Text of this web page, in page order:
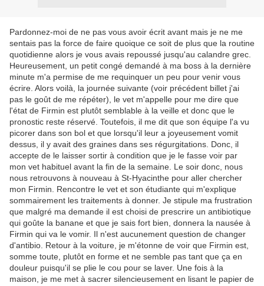
Pardonnez-moi de ne pas vous avoir écrit avant mais je ne me
sentais pas la force de faire quoique ce soit de plus que la routine
quotidienne alors je vous avais repoussé jusqu'au calandre grec.
Heureusement, un petit congé demandé à ma boss à la dernière
minute m'a permise de me requinquer un peu pour venir vous
écrire. Alors voilà, la journée suivante (voir précédent billet j'ai
pas le goût de me répéter), le vet m'appelle pour me dire que
l'état de Firmin est plutôt semblable à la veille et donc que le
pronostic reste réservé. Toutefois, il me dit que son équipe l'a vu
picorer dans son bol et que lorsqu'il leur a joyeusement vomit
dessus, il y avait des graines dans ses régurgitations. Donc, il
accepte de le laisser sortir à condition que je le fasse voir par
mon vet habituel avant la fin de la semaine. Le soir donc, nous
nous retrouvons à nouveau à St-Hyacinthe pour aller chercher
mon Firmin. Rencontre le vet et son étudiante qui m'explique
sommairement les traitements à donner. Je stipule ma frustration
que malgré ma demande il est choisi de prescrire un antibiotique
qui goûte la banane et que je sais fort bien, donnera la nausée à
Firmin qui va le vomir. Il n'est aucunement question de changer
d'antibio. Retour à la voiture, je m'étonne de voir que Firmin est,
somme toute, plutôt en forme et ne semble pas tant que ça en
douleur puisqu'il se plie le cou pour se laver. Une fois à la
maison, je me met à sacrer silencieusement en lisant le papier de